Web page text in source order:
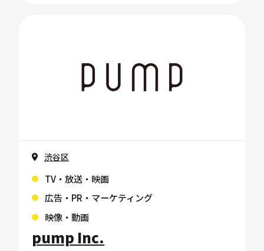
渋谷区
TV・放送・映画
広告・PR・マーケティング
映像・動画
pump Inc.